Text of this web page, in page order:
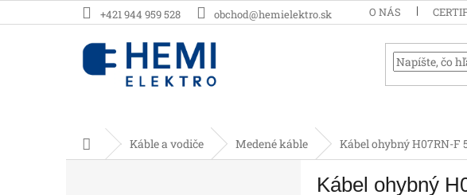
na
+421 944 959 528 obchod@hemielektro.sk O NÁS
DomovKáble a vodiče Medené káble Kábel ohybný H07RN-F
Kábel ohybný